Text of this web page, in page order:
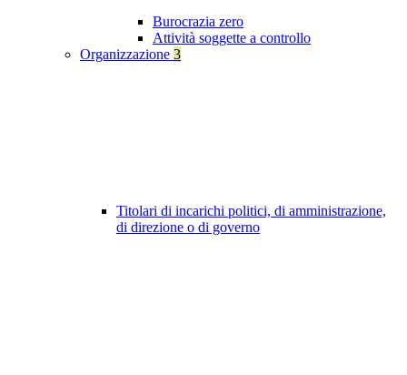
Burocrazia zero
Attività soggette a controllo
Organizzazione 3
Titolari di incarichi politici, di amministrazione,
di direzione o di governo